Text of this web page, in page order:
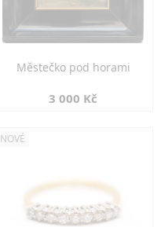
Městečko pod horami
3 000 Kč
NOVÉ